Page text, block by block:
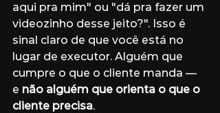
aqui pra mim" ou "dá pra fazer um
videozinho desse jeito?". Isso é
sinal claro de que você está no
lugar de executor. Alguém que
cumpre o que o cliente manda —
e não alguém que orienta o que o
cliente precisa.